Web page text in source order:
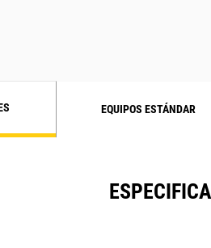
EQUIPOS ESTÁNDAR